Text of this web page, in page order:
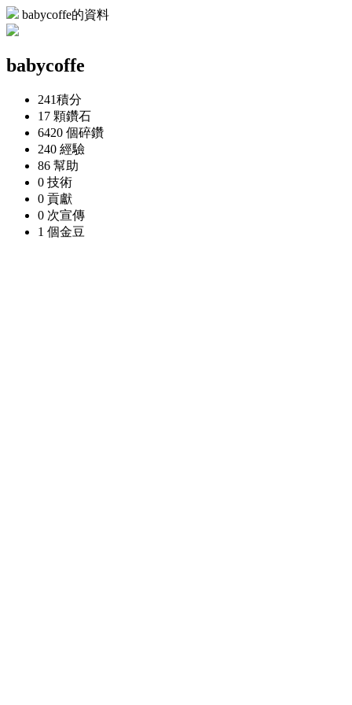
babycoffe的資料
babycoffe
241積分
17 顆鑽石
6420 個碎鑽
240 經驗
86 幫助
0 技術
0 貢獻
0 次宣傳
1 個金豆